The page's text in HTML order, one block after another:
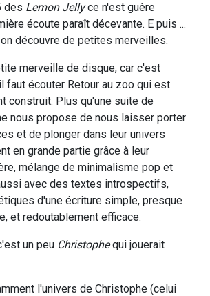
des Lemon Jellyce n'est guère
écoute paraît décevante. E puis ...
découvre de petites merveilles.
merveille de disque, car c'est
faut écouter Retour au zoo qui est
construit. Plus qu'une suite de
nous propose de nous laisser porter
et de plonger dans leur univers
en grande partie grâce à leur
mélange de minimalisme pop et
avec des textes introspectifs,
d'une écriture simple, presque
et redoutablement efficace.
un peu Christophequi jouerait
l'univers de Christophe (celui